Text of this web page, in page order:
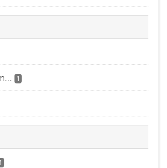
1
1